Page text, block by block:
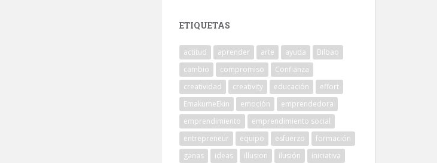
ETIQUETAS
actitud aprender arte ayuda
Bilbao
cambio
compromiso
Confianza
creatividad
creativity educación
effort
EmakumeEkin
emoción
emprendedora
emprendimiento
emprendimiento social
entrepreneur
equipo esfuerzo
formación
ganas
ideas illusion ilusión
iniciativa